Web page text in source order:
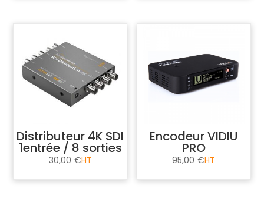
Distributeur 4K SDI
1entrée / 8 sorties
30,00 €
Encodeur VIDIU
PRO
95,00 €